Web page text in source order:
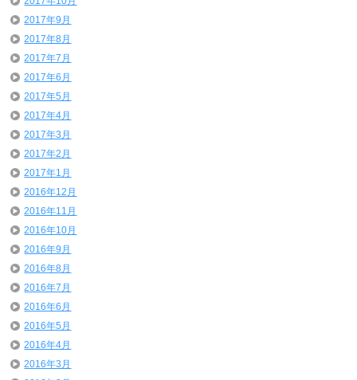
2017年9月
2017年8月
2017年7月
2017年6月
2017年5月
2017年4月
2017年3月
2017年2月
2017年1月
2016年12月
2016年11月
2016年10月
2016年9月
2016年8月
2016年7月
2016年6月
2016年5月
2016年4月
2016年3月